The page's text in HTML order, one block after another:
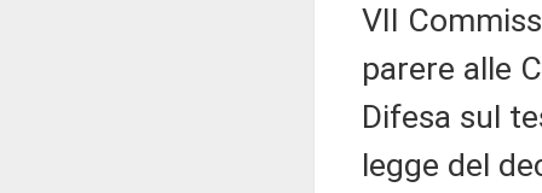
VII
parere alle
Difesa sul
legge del